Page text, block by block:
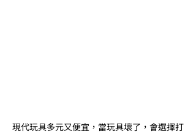
現代玩具多元又便宜，當玩具壞了，會選擇打